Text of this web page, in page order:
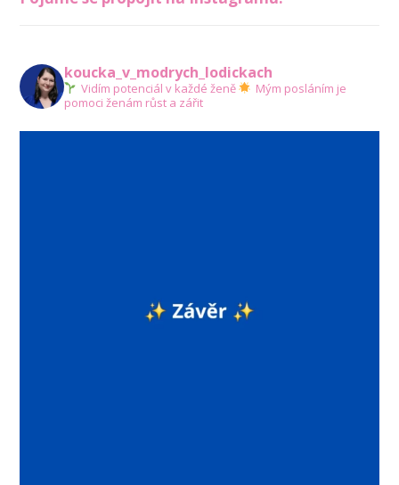
koucka_v_modrych_lodickach
Vidím potenciál v každé ženě
Mým posláním je
pomoci ženám růst a zářit